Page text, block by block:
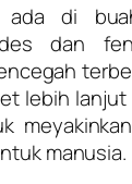
ada di
dan
lebih
manusia.